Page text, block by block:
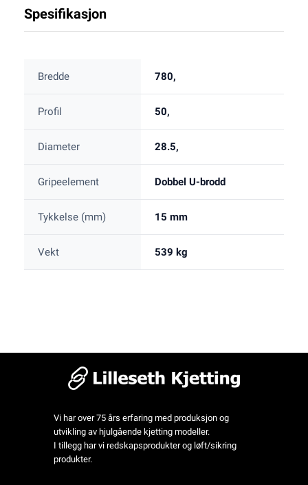
Spesifikasjon
Bredde 780,
Profil 50,
Diameter 28.5,
Gripeelement Dobbel U-brodd
Tykkelse (mm) 15 mm
Vekt 539 kg
Vi har over 75 års erfaring med produksjon og
utvikling av hjulgående kjetting modeller.
I tillegg har vi redskapsprodukter og løft/sikring
produkter.